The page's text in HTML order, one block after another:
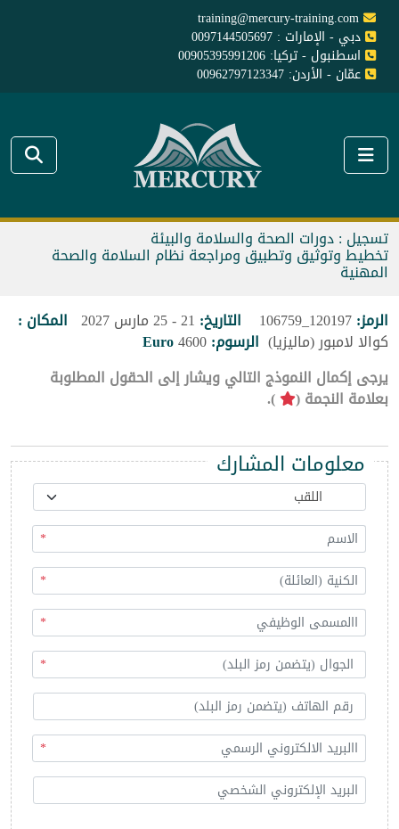
training@mercury-training.com
دبي - الإمارات : 0097144505697
اسطنبول - تركيا: 00905395991206
عمّان - الأردن: 00962797123347
تسجيل : دورات الصحة والسلامة والبيئة
تخطيط وتوثيق وتطبيق ومراجعة نظام السلامة والصحة
المهنية
الرمز:
التاريخ: المكان :
كوالا لامبور (ماليزيا) الرسوم:4600
Euro
يرجى إكمال النموذج التالي ويشار إلى الحقول المطلوبة
بعلامة النجمة ( ).
معلومات المشارك
*
*
*
*
*